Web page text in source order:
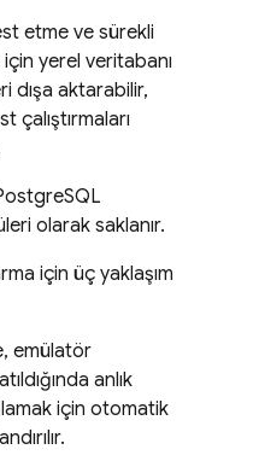
etme ve sürekli
yerel veritabanı
dışa aktarabilir,
çalıştırmaları
olarak saklanır.
için üç yaklaşım
emülatör
anlık
için otomatik